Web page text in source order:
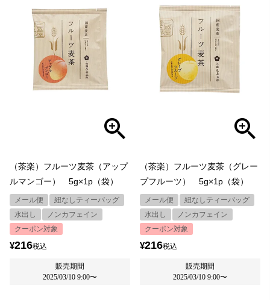
（茶楽）フルーツ麦茶（アップ
ルマンゴー） 5g×1p（袋）
メール便
紐なしティーバッグ
水出し
ノンカフェイン
クーポン対象
¥216税込
販売期間
2025/03/10 9:00〜
（茶楽）フルーツ麦茶（グレー
プフルーツ） 5g×1p（袋）
メール便
紐なしティーバッグ
水出し
ノンカフェイン
クーポン対象
¥216税込
販売期間
2025/03/10 9:00〜